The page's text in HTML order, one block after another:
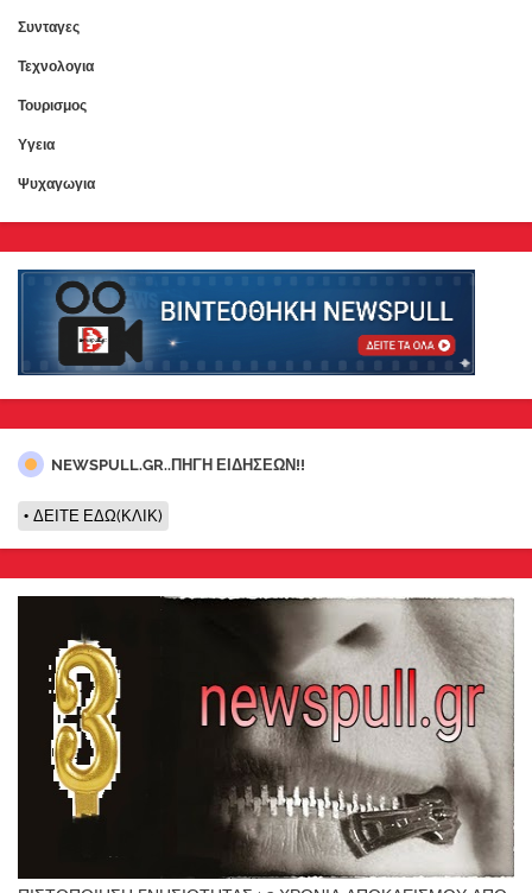
Συνταγες
Τεχνολογια
Τουρισμος
Υγεια
Ψυχαγωγια
NEWSPULL.GR..ΠΗΓΗ ΕΙΔΗΣΕΩΝ!!
ΔΕΙΤΕ ΕΔΩ(ΚΛΙΚ)